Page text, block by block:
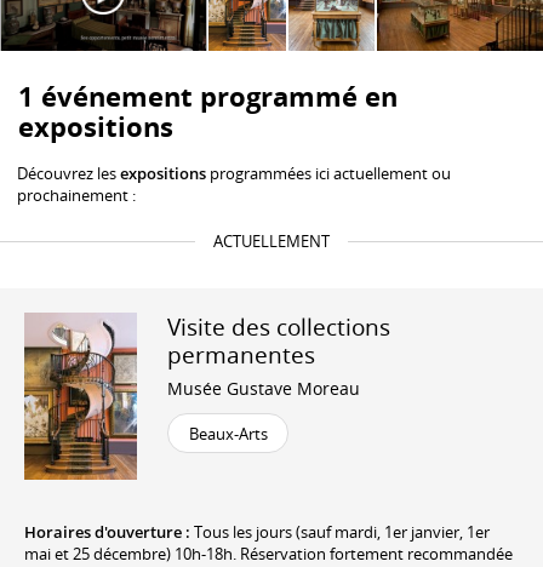
1 événement programmé en
expositions
Découvrez lesexpositions programmées ici actuellement ou
prochainement :
ACTUELLEMENT
Visite des collections
permanentes
Musée Gustave Moreau
Beaux-Arts
Horaires d'ouverture : Tous les jours (sauf mardi, 1er janvier, 1er
mai et 25 décembre) 10h-18h. Réservation fortement recommandée